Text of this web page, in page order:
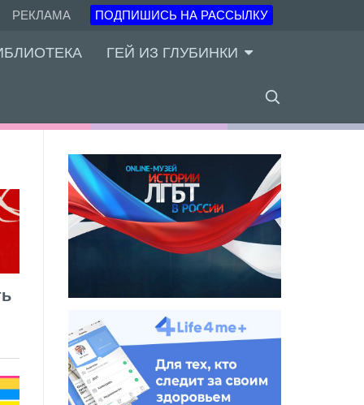
РЕКЛАМА ПОДПИШИСЬ НА РАССЫЛКУ
ГЕЙ ИЗ ГЛУБИНКИ